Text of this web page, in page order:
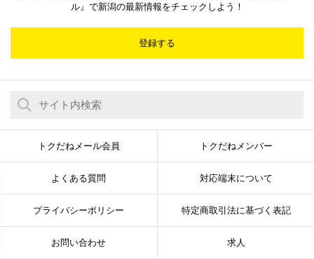
ル』で新潟の最新情報をチェックしよう！
登録する
トクだねメール会員 トクだねメンバー
よくある質問 対応端末について
プライバシーポリシー 特定商取引法に基づく表記
お問い合わせ 求人